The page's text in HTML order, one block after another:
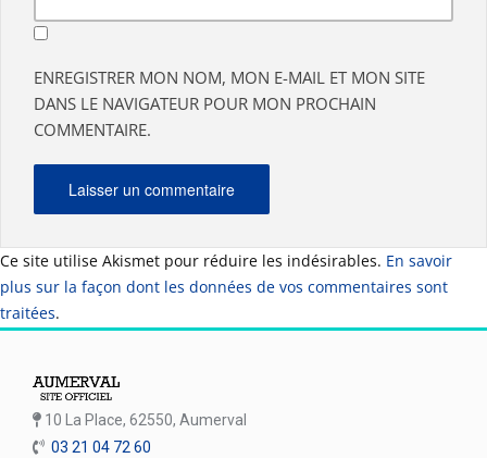
ENREGISTRER MON NOM, MON E-MAIL ET MON SITE
DANS LE NAVIGATEUR POUR MON PROCHAIN
COMMENTAIRE.
Ce site utilise Akismet pour réduire les indésirables. En savoir
plus sur la façon dont les données de vos commentaires sont
traitées.
10 La Place, 62550, Aumerval
03 21 04 72 60